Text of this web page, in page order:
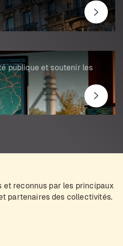
publique et soutenir les
et reconnus par les principaux
partenaires des collectivités.